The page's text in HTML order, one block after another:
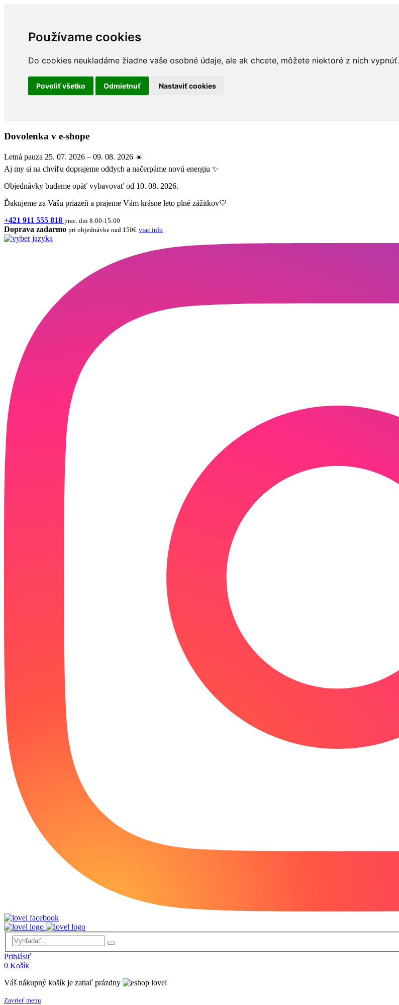
Používame cookies
Do cookies neukladáme žiadne vaše osobné údaje, ale ak chcete, môžete niektoré z nich vypnúť.
Povoliť všetko Odmietnuť Nastaviť cookies
Dovolenka v e-shope
Letná pauza 25. 07. 2026 – 09. 08. 2026 ☀️
Aj my si na chvíľu doprajeme oddych a načerpáme novú energiu ✨
Objednávky budeme opäť vybavovať od 10. 08. 2026.
Ďakujeme za Vašu priazeň a prajeme Vám krásne leto plné zážitkov💛
+421 911 555 818 prac. dni 8:00-15:00
Doprava zadarmo pri objednávke nad 150€ viac info
Prihlásiť
0 Košík
Váš nákupný košík je zatiaľ prázdny
Zavrieť menu